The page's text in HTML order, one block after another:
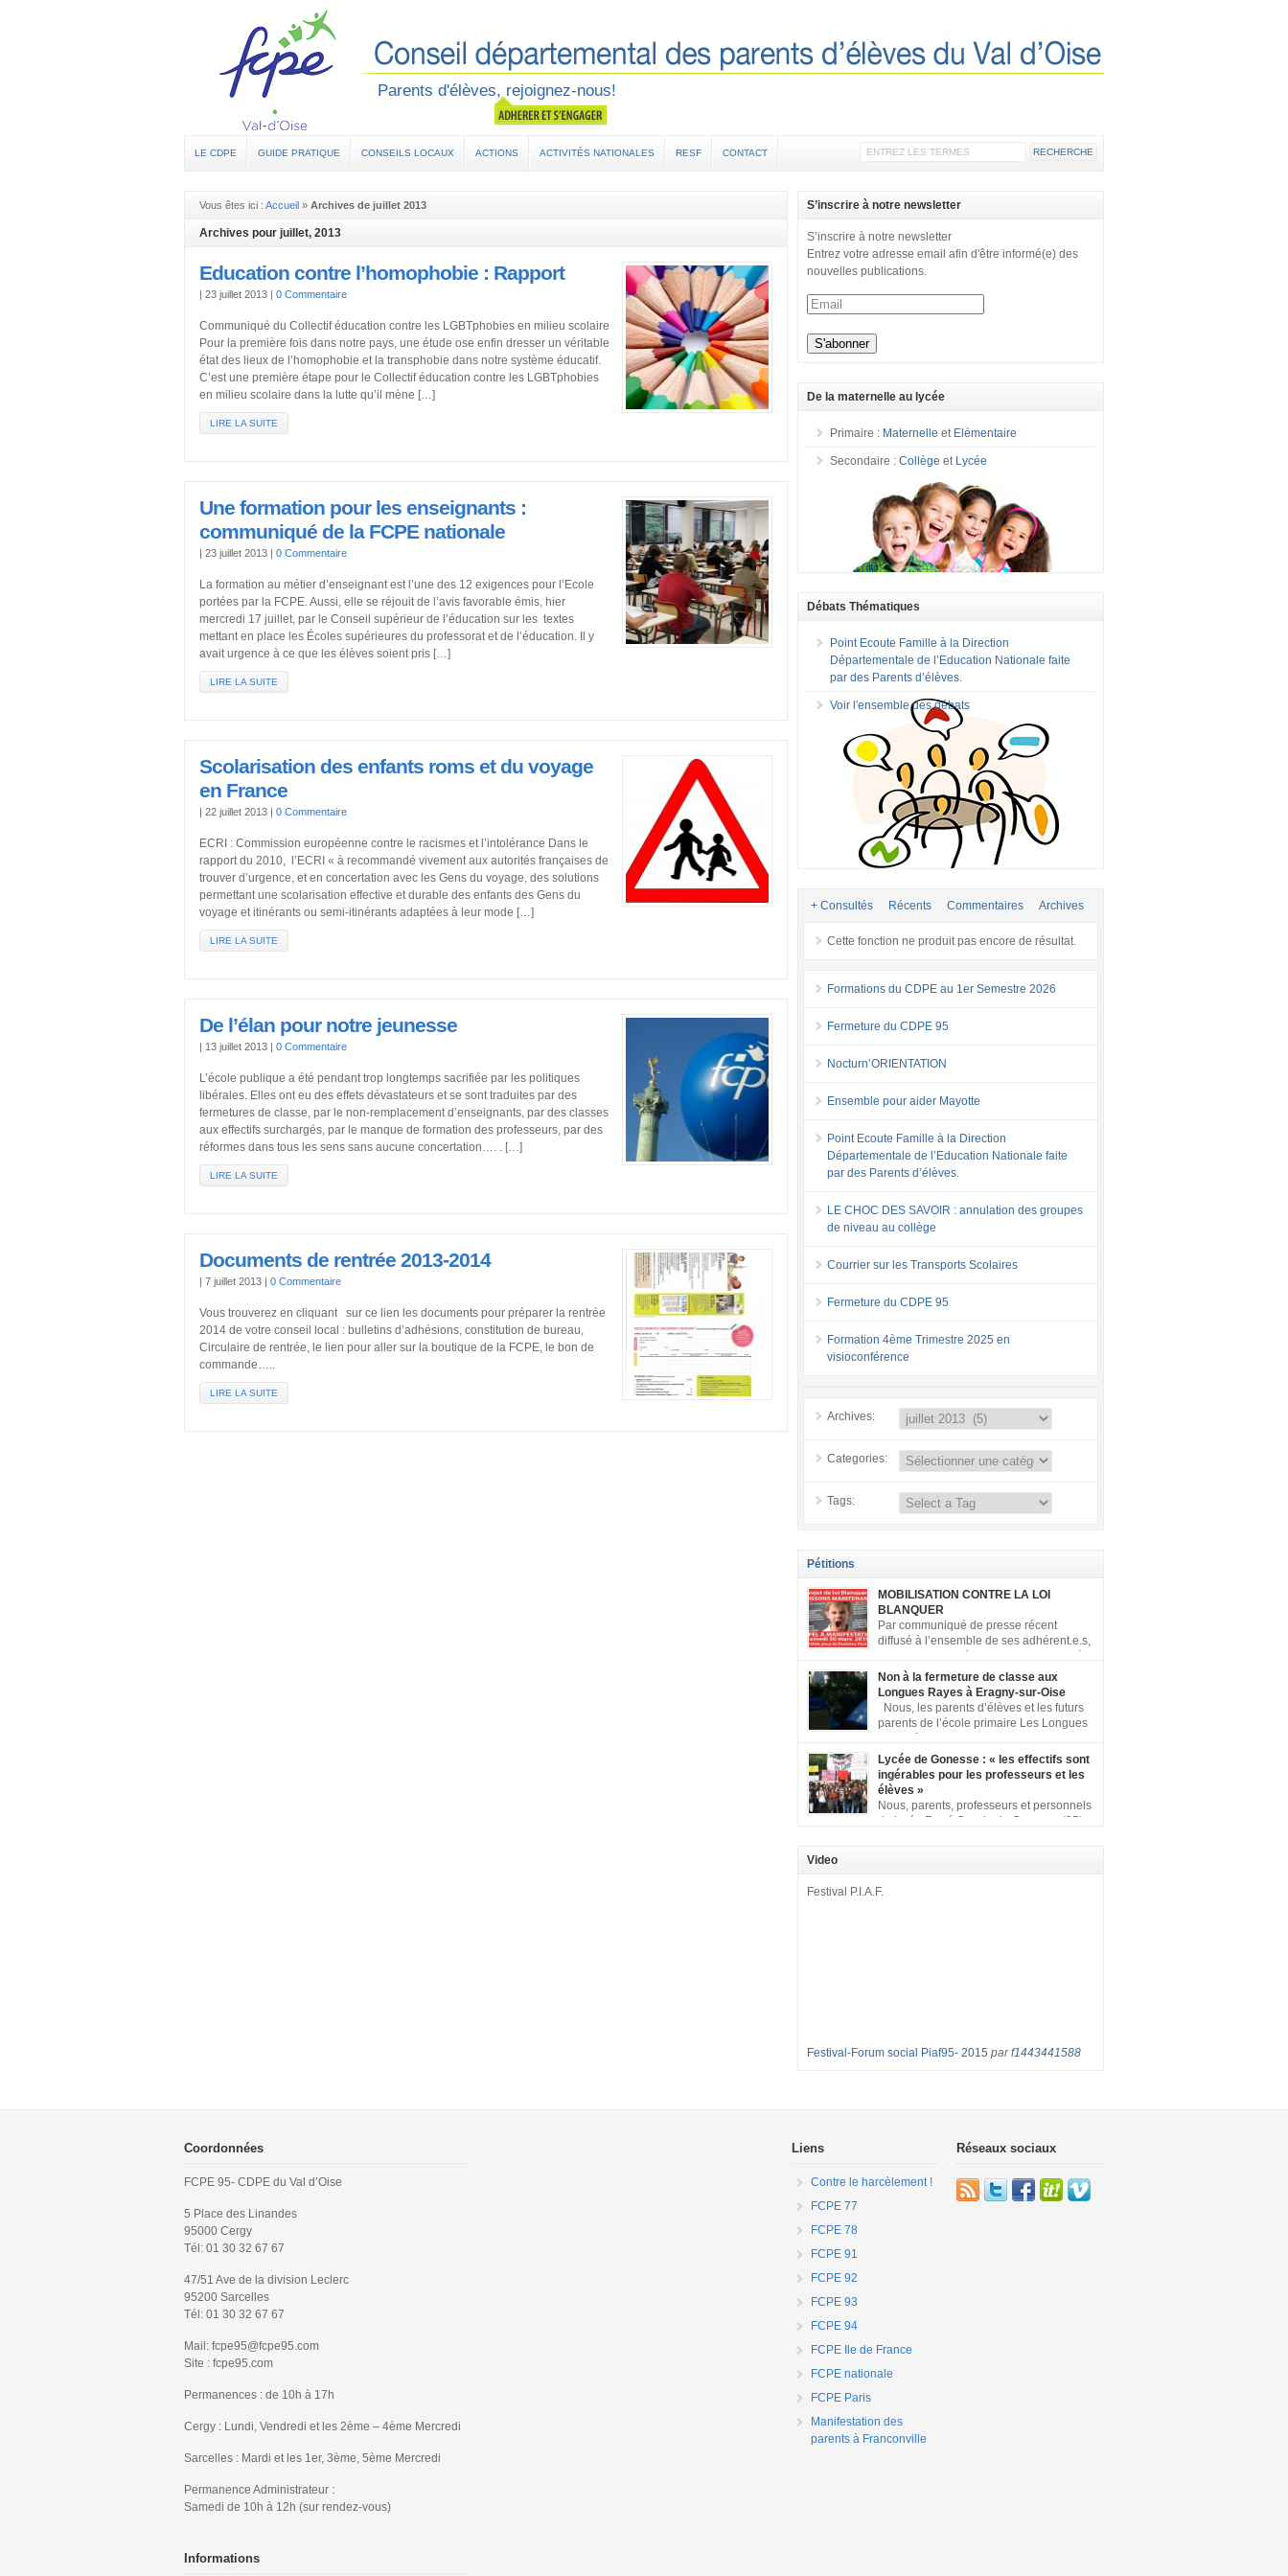
Parents d'élèves, rejoignez-nous!
LE CDPE GUIDE PRATIQUE CONSEILS LOCAUX ACTIONS ACTIVITÉS NATIONALES RESF CONTACT
Vous êtes ici : Accueil » Archives de juillet 2013
Archives pour juillet, 2013
Education contre l’homophobie : Rapport
| 23 juillet 2013 | 0 Commentaire
Communiqué du Collectif éducation contre les LGBTphobies en milieu scolaire
Pour la première fois dans notre pays, une étude ose enfin dresser un véritable
état des lieux de l’homophobie et la transphobie dans notre système éducatif.
C’est une première étape pour le Collectif éducation contre les LGBTphobies
en milieu scolaire dans la lutte qu’il mène […]
LIRE LA SUITE
Une formation pour les enseignants :
communiqué de la FCPE nationale
| 23 juillet 2013 | 0 Commentaire
La formation au métier d’enseignant est l’une des 12 exigences pour l’Ecole
portées par la FCPE. Aussi, elle se réjouit de l’avis favorable émis, hier
mercredi 17 juillet, par le Conseil supérieur de l’éducation sur les textes
mettant en place les Écoles supérieures du professorat et de l’éducation. Il y
avait urgence à ce que les élèves soient pris […]
LIRE LA SUITE
Scolarisation des enfants roms et du voyage
en France
| 22 juillet 2013 | 0 Commentaire
ECRI : Commission européenne contre le racismes et l’intolérance Dans le
rapport du 2010, l’ECRI « à recommandé vivement aux autorités françaises de
trouver d’urgence, et en concertation avec les Gens du voyage, des solutions
permettant une scolarisation effective et durable des enfants des Gens du
voyage et itinérants ou semi-itinérants adaptées à leur mode […]
LIRE LA SUITE
De l’élan pour notre jeunesse
| 13 juillet 2013 | 0 Commentaire
L’école publique a été pendant trop longtemps sacrifiée par les politiques
libérales. Elles ont eu des effets dévastateurs et se sont traduites par des
fermetures de classe, par le non-remplacement d’enseignants, par des classes
aux effectifs surchargés, par le manque de formation des professeurs, par des
réformes dans tous les sens sans aucune concertation…. . […]
LIRE LA SUITE
Documents de rentrée 2013-2014
| 7 juillet 2013 | 0 Commentaire
Vous trouverez en cliquant sur ce lien les documents pour préparer la rentrée
2014 de votre conseil local : bulletins d’adhésions, constitution de bureau,
Circulaire de rentrée, le lien pour aller sur la boutique de la FCPE, le bon de
commande…..
LIRE LA SUITE
S’inscrire à notre newsletter
S’inscrire à notre newsletter
Entrez votre adresse email afin d'être informé(e) des
nouvelles publications.
De la maternelle au lycée
Primaire : Maternelle et Elémentaire
Secondaire :Collège et Lycée
Débats Thématiques
Point Ecoute Famille à la Direction
Départementale de l’Education Nationale faite
par des Parents d’élèves.
Voir l'ensemble des débats
+ Consultés Récents Commentaires Archives
Cette fonction ne produit pas encore de résultat.
Formations du CDPE au 1er Semestre 2026
Fermeture du CDPE 95
Nocturn’ORIENTATION
Ensemble pour aider Mayotte
Point Ecoute Famille à la Direction
Départementale de l’Education Nationale faite
par des Parents d’élèves.
LE CHOC DES SAVOIR : annulation des groupes
de niveau au collège
Courrier sur les Transports Scolaires
Fermeture du CDPE 95
Formation 4ème Trimestre 2025 en
visioconférence
Archives:
Categories:
Tags:
Pétitions
MOBILISATION CONTRE LA LOI
BLANQUER
Par communiqué de presse récent
diffusé à l’ensemble de ses adhérent.e.s,
se mobiliser contre la loi Blanquer dite « Ecole de la
confiance ». Pour vous aider à organiser les actions
localement, la FCPE met à votre disposition ce kit de
mobilisation comprenant : 1 affiche appelant […]
Non à la fermeture de classe aux
Longues Rayes à Eragny-sur-Oise
Nous, les parents d’élèves et les futurs
parents de l’école primaire Les Longues
cette pétition pour dire « NON à la fermeture de classe
aux Longues Rayes ». Non à la dégradation continue
des conditions d’accueil et d’apprentissage de nos
enfants à l’école primaire. Chaque enfant a droit à […]
Lycée de Gonesse : « les effectifs sont
ingérables pour les professeurs et les
élèves »
Nous, parents, professeurs et personnels
du lycée René Cassin de Gonesse (95),
dénoncer les classes surchargées, en cette rentrée
et 35 élèves ! – de nombreuses classes de première et
Video
Festival P.I.A.F.
Festival-Forum social Piaf95- 2015 parf1443441588
Coordonnées
FCPE 95- CDPE du Val d’Oise
5 Place des Linandes
95000 Cergy
Tél: 01 30 32 67 67
47/51 Ave de la division Leclerc
95200 Sarcelles
Tél: 01 30 32 67 67
Mail: fcpe95@fcpe95.com
Site : fcpe95.com
Permanences : de 10h à 17h
Cergy : Lundi, Vendredi et les 2ème – 4ème Mercredi
Sarcelles : Mardi et les 1er, 3ème, 5ème Mercredi
Permanence Administrateur :
Samedi de 10h à 12h (sur rendez-vous)
Informations
Liens
Contre le harcèlement !
FCPE 77
FCPE 78
FCPE 91
FCPE 92
FCPE 93
FCPE 94
FCPE Ile de France
FCPE nationale
FCPE Paris
Manifestation des
parents à Franconville
Réseaux sociaux